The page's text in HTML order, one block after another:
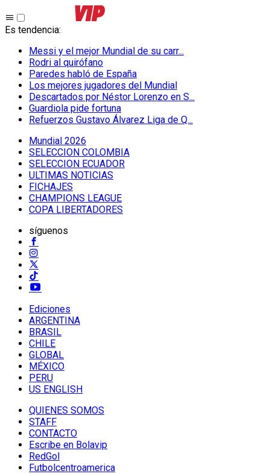
Es tendencia:
Messi y el mejor Mundial de su carr...
Rodri al quirófano
Paredes habló de España
Los mejores jugadores del Mundial
Descartados por Néstor Lorenzo en S...
Guardiola pide fortuna
Refuerzos Gustavo Álvarez Liga de Q...
Mundial 2026
SELECCION COLOMBIA
SELECCION ECUADOR
ULTIMAS NOTICIAS
FICHAJES
CHAMPIONS LEAGUE
COPA LIBERTADORES
síguenos
Ediciones
ARGENTINA
BRASIL
CHILE
GLOBAL
MÉXICO
PERU
US ENGLISH
QUIENES SOMOS
STAFF
CONTACTO
Escribe en Bolavip
RedGol
Futbolcentroamerica